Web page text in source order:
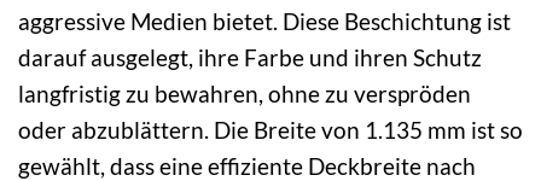
aggressive Medien bietet. Diese Beschichtung ist
darauf ausgelegt, ihre Farbe und ihren Schutz
langfristig zu bewahren, ohne zu verspröden
oder abzublättern. Die Breite von 1.135 mm ist so
gewählt, dass eine effiziente Deckbreite nach